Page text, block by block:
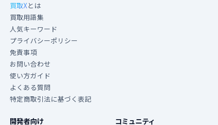
買取Xとは
買取用語集
人気キーワード
プライバシーポリシー
免責事項
お問い合わせ
使い方ガイド
よくある質問
特定商取引法に基づく表記
開発者向け コミュニティ